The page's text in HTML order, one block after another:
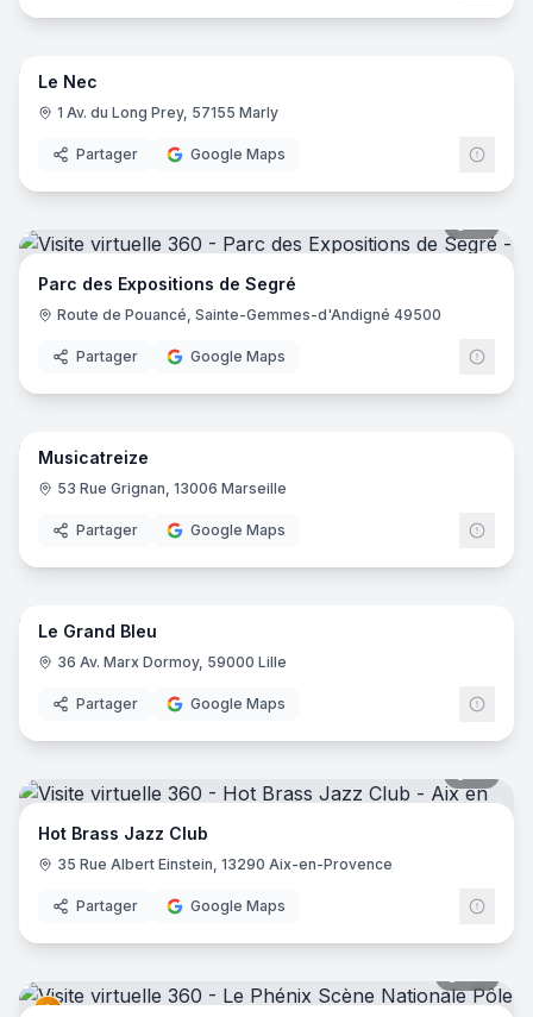
21
Le Nec
1 Av. du Long Prey, 57155 Marly
Partager Google Maps
Parc des Expositions de Segré
Route de Pouancé, Sainte-Gemmes-d'Andigné 49500
Partager Google Maps
11
Musicatreize
53 Rue Grignan, 13006 Marseille
Partager Google Maps
23
Le Grand Bleu
36 Av. Marx Dormoy, 59000 Lille
Partager Google Maps
Hot Brass Jazz Club
35 Rue Albert Einstein, 13290 Aix-en-Provence
Partager Google Maps